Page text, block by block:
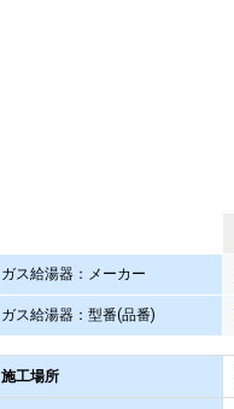
ガス給湯器：メーカー
ガス給湯器：型番(品番)
施工場所